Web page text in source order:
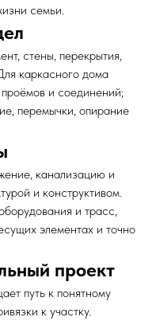
семьи.
стены, перекрытия,
каркасного дома
и соединений;
перемычки, опирание
канализацию и
и конструктивом.
и трасс,
элементах и точно
проект
путь к понятному
к участку.